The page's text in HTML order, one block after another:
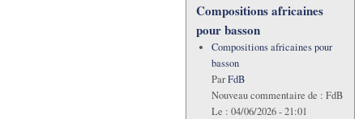
Compositions africaines
pour basson
Compositions africaines pour
basson
ParFdB
Nouveau commentaire de : FdB
Le : 04/06/2026 - 21:01